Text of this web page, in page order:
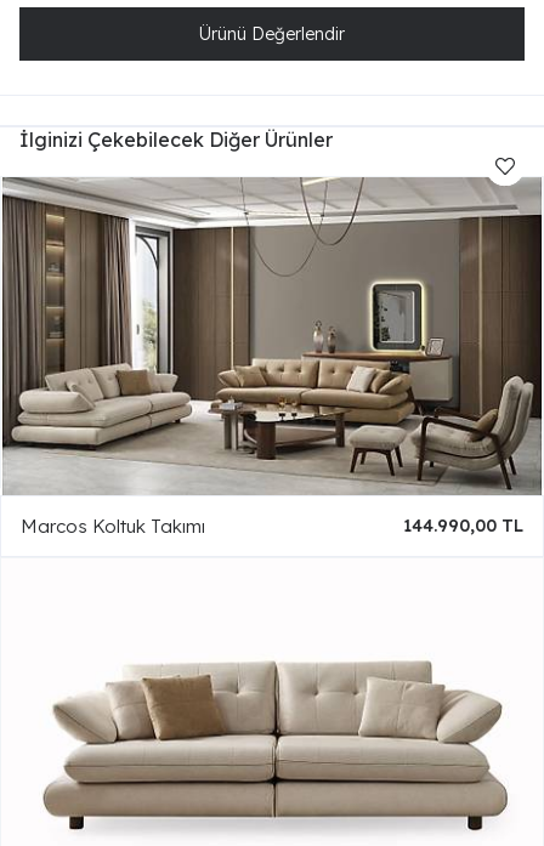
Ürünü Değerlendir
İlginizi Çekebilecek Diğer Ürünler
Marcos Koltuk Takımı 144.990,00 TL